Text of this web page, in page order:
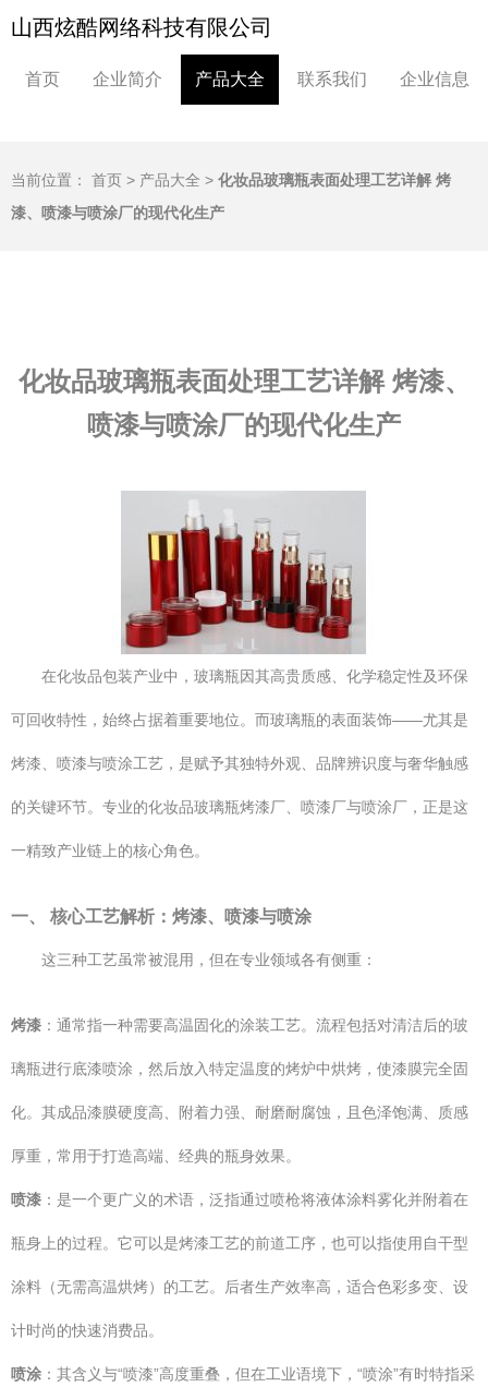
山西炫酷网络科技有限公司
首页 企业简介 产品大全 联系我们 企业信息
当前位置： 首页 > 产品大全 > 化妆品玻璃瓶表面处理工艺详解 烤
漆、喷漆与喷涂厂的现代化生产
化妆品玻璃瓶表面处理工艺详解 烤漆、
喷漆与喷涂厂的现代化生产
在化妆品包装产业中，玻璃瓶因其高贵质感、化学稳定性及环保
可回收特性，始终占据着重要地位。而玻璃瓶的表面装饰——尤其是
烤漆、喷漆与喷涂工艺，是赋予其独特外观、品牌辨识度与奢华触感
的关键环节。专业的化妆品玻璃瓶烤漆厂、喷漆厂与喷涂厂，正是这
一精致产业链上的核心角色。
一、 核心工艺解析：烤漆、喷漆与喷涂
这三种工艺虽常被混用，但在专业领域各有侧重：
烤漆 ：通常指一种需要高温固化的涂装工艺。流程包括对清洁后的玻
璃瓶进行底漆喷涂，然后放入特定温度的烤炉中烘烤，使漆膜完全固
化。其成品漆膜硬度高、附着力强、耐磨耐腐蚀，且色泽饱满、质感
厚重，常用于打造高端、经典的瓶身效果。
喷漆 ：是一个更广义的术语，泛指通过喷枪将液体涂料雾化并附着在
瓶身上的过程。它可以是烤漆工艺的前道工序，也可以指使用自干型
涂料（无需高温烘烤）的工艺。后者生产效率高，适合色彩多变、设
计时尚的快速消费品。
喷涂 ：其含义与“喷漆”高度重叠，但在工业语境下，“喷涂”有时特指采